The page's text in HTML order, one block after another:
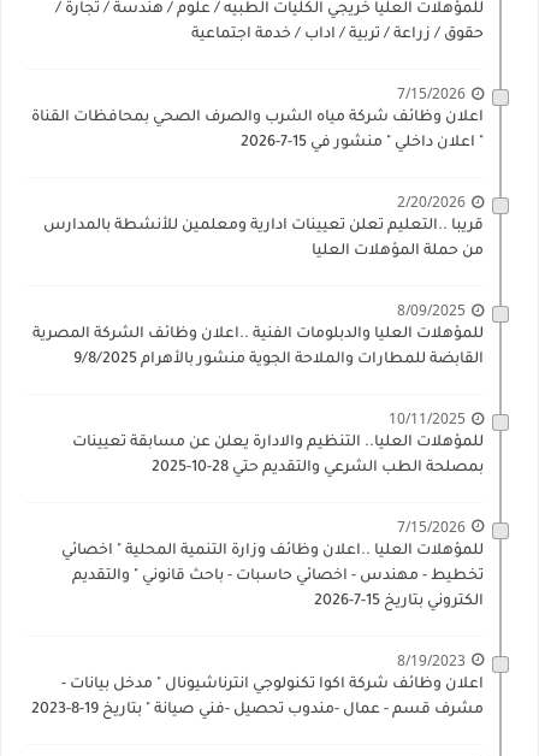
للمؤهلات العليا خريجي الكليات الطبيه / علوم / هندسة / تجارة /
حقوق / زراعة / تربية / اداب / خدمة اجتماعية
7/15/2026
اعلان وظائف شركة مياه الشرب والصرف الصحي بمحافظات القناة
" اعلان داخلي " منشور في 15-7-2026
2/20/2026
قريبا ..التعليم تعلن تعيينات ادارية ومعلمين للأنشطة بالمدارس
من حملة المؤهلات العليا
8/09/2025
للمؤهلات العليا والدبلومات الفنية ..اعلان وظائف الشركة المصرية
القابضة للمطارات والملاحة الجوية منشور بالأهرام 9/8/2025
10/11/2025
للمؤهلات العليا.. التنظيم والادارة يعلن عن مسابقة تعيينات
بمصلحة الطب الشرعي والتقديم حتي 28-10-2025
7/15/2026
للمؤهلات العليا ..اعلان وظائف وزارة التنمية المحلية " اخصائي
تخطيط - مهندس - اخصائي حاسبات - باحث قانوني " والتقديم
الكتروني بتاريخ 15-7-2026
8/19/2023
اعلان وظائف شركة اكوا تكنولوجي انترناشيونال " مدخل بيانات -
مشرف قسم - عمال -مندوب تحصيل -فني صيانة " بتاريخ 19-8-2023